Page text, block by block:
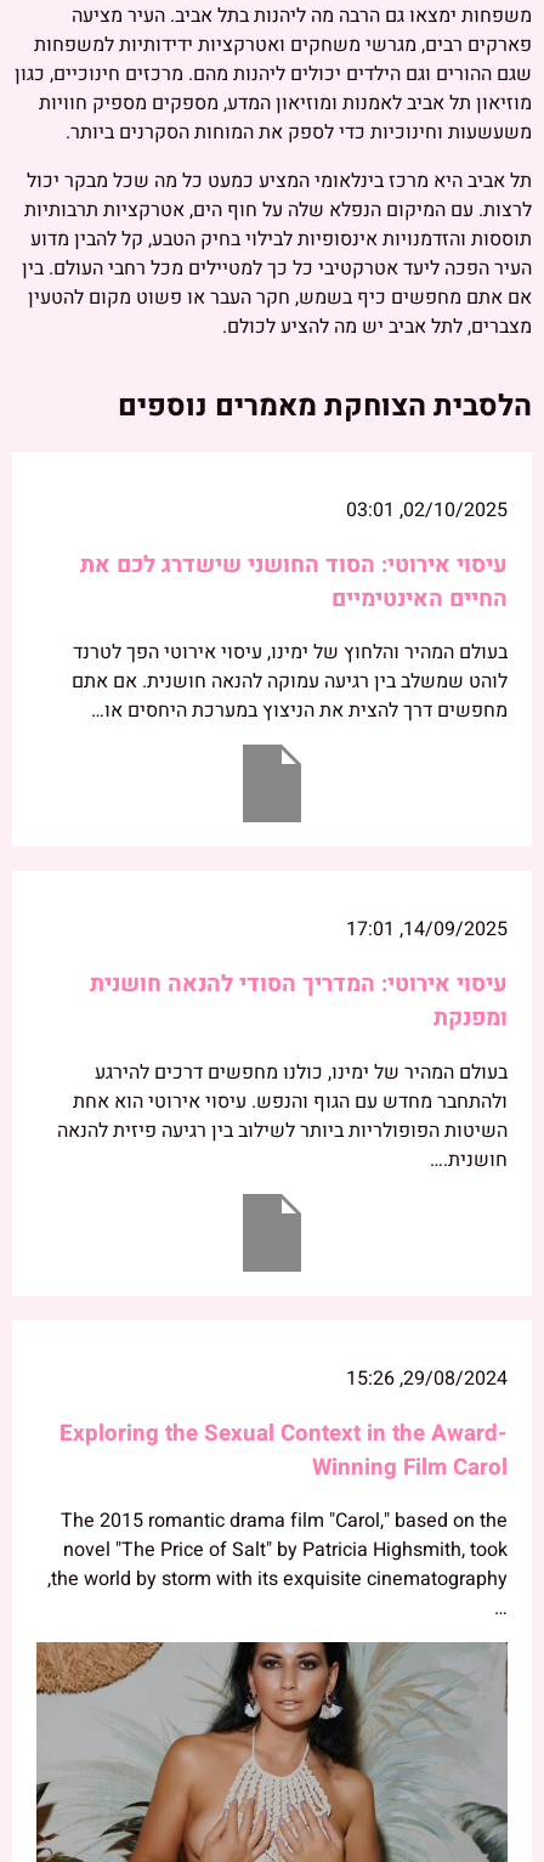
משפחות ימצאו גם הרבה מה ליהנות בתל אביב. העיר מציעה
פארקים רבים, מגרשי משחקים ואטרקציות ידידותיות למשפחות
שגם ההורים וגם הילדים יכולים ליהנות מהם. מרכזים חינוכיים, כגון
מוזיאון תל אביב לאמנות ומוזיאון המדע, מספקים מספיק חוויות
משעשעות וחינוכיות כדי לספק את המוחות הסקרנים ביותר.
תל אביב היא מרכז בינלאומי המציע כמעט כל מה שכל מבקר יכול
לרצות. עם המיקום הנפלא שלה על חוף הים, אטרקציות תרבותיות
תוססות והזדמנויות אינסופיות לבילוי בחיק הטבע, קל להבין מדוע
העיר הפכה ליעד אטרקטיבי כל כך למטיילים מכל רחבי העולם. בין
אם אתם מחפשים כיף בשמש, חקר העבר או פשוט מקום להטעין
מצברים, לתל אביב יש מה להציע לכולם.
הלסבית הצוחקת מאמרים נוספים
02/10/2025, 03:01
עיסוי אירוטי: הסוד החושני שישדרג לכם את
החיים האינטימיים
בעולם המהיר והלחוץ של ימינו, עיסוי אירוטי הפך לטרנד
לוהט שמשלב בין רגיעה עמוקה להנאה חושנית. אם אתם
מחפשים דרך להצית את הניצוץ במערכת היחסים או…
14/09/2025, 17:01
עיסוי אירוטי: המדריך הסודי להנאה חושנית
ומפנקת
בעולם המהיר של ימינו, כולנו מחפשים דרכים להירגע
ולהתחבר מחדש עם הגוף והנפש. עיסוי אירוטי הוא אחת
השיטות הפופולריות ביותר לשילוב בין רגיעה פיזית להנאה
חושנית.…
29/08/2024, 15:26
Exploring the Sexual Context in the Award-
Winning Film Carol
The 2015 romantic drama film "Carol," based on the
novel "The Price of Salt" by Patricia Highsmith, took
the world by storm with its exquisite cinematography,
…